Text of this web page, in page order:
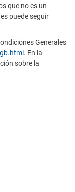
que no es un
puede seguir
Generales
. En la
sobre la